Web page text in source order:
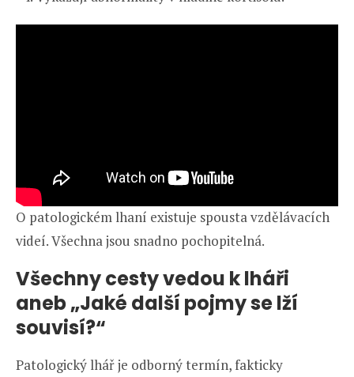
O patologickém lhaní existuje spousta vzdělávacích
videí. Všechna jsou snadno pochopitelná.
Všechny cesty vedou k lháři
aneb „Jaké další pojmy se lží
souvisí?“
Patologický lhář je odborný termín, fakticky